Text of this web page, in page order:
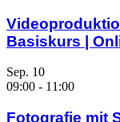
Basiskurs |
Sep. 10
09:00 - 11:00
Fotografie mit